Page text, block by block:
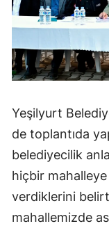
Yeşilyurt
de toplantıda
belediyecilik
hiçbir
verdiklerini
mahallemizde